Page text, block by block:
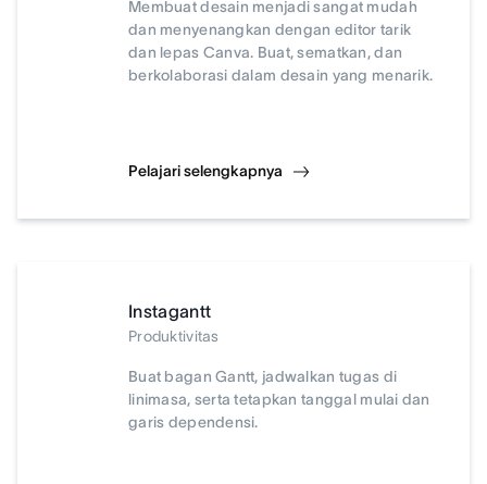
Membuat desain menjadi sangat mudah
dan menyenangkan dengan editor tarik
dan lepas Canva. Buat, sematkan, dan
berkolaborasi dalam desain yang menarik.
Pelajari selengkapnya
Instagantt
Produktivitas
Buat bagan Gantt, jadwalkan tugas di
linimasa, serta tetapkan tanggal mulai dan
garis dependensi.